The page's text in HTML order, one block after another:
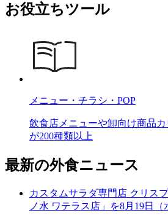
お役立ちツール
メニュー・チラシ・POP
飲食店メニューや卸向け商品
が200種類以上
最新の外食ニュース
カスタムサラダ専門店 クリス
ノ水 ワテラス店」を8月19日（